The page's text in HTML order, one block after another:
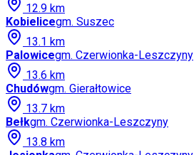
12.9 km
Kobielicegm. Suszec
13.1 km
Palowicegm. Czerwionka-Leszczyny
13.6 km
Chudówgm. Gierałtowice
13.7 km
Bełkgm. Czerwionka-Leszczyny
13.8 km